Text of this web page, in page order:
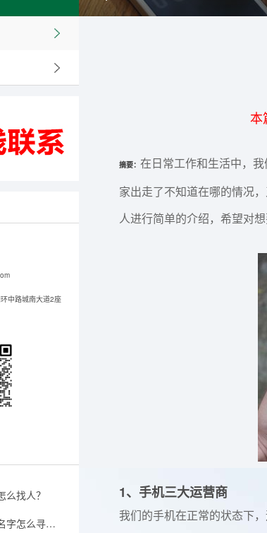
中路城南大道2座
么找人？
找人方法汇总，只有名字怎么寻人？如果通过姓名找人
本
摘要： 在日常工作和生活中，
家出走了不知道在哪的情况
人进行简单的介绍，希望对
1、手机三大运营商
我们的手机在正常的状态下